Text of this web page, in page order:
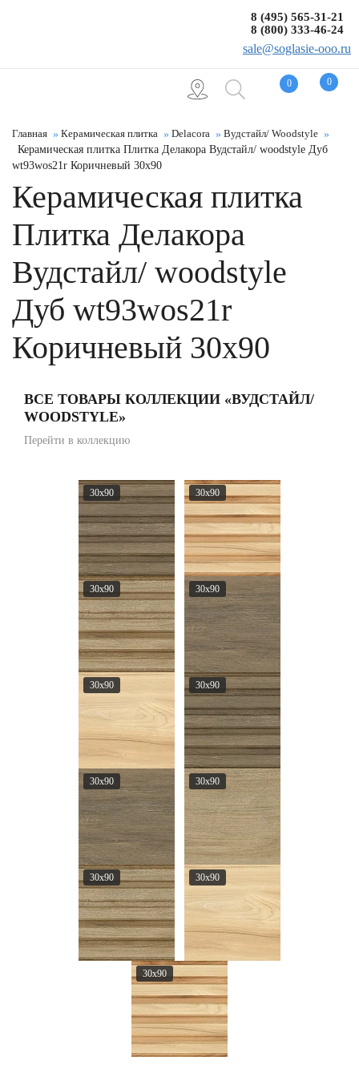
0 0
8 (495) 565-31-21
8 (800) 333-46-24
sale@soglasie-ooo.ru
Главная Керамическая плитка Delacora
Вудстайл/ Woodstyle
Керамическая плитка Плитка Делакора Вудстайл/ woodstyle Дуб
wt93wos21r Коричневый 30x90
Керамическая плитка
Плитка Делакора
Вудстайл/ woodstyle
Дуб wt93wos21r
Коричневый 30x90
ВСЕ ТОВАРЫ КОЛЛЕКЦИИ «ВУДСТАЙЛ/
WOODSTYLE»
Перейти в коллекцию
30x90 30x90
30x90 30x90
30x90 30x90
30x90 30x90
30x90 30x90
30x90